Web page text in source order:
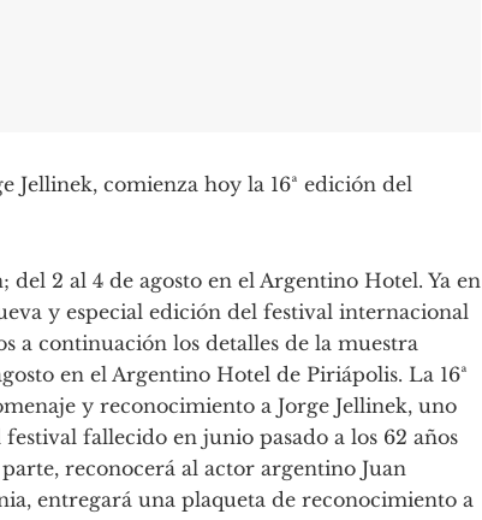
Jellinek, comienza hoy la 16ª edición del
del 2 al 4 de agosto en el Argentino Hotel. Ya en
y especial edición del festival internacional
a continuación los detalles de la muestra
en el Argentino Hotel de Piriápolis. La 16ª
y reconocimiento a Jorge Jellinek, uno
fallecido en junio pasado a los 62 años
reconocerá al actor argentino Juan
entregará una plaqueta de reconocimiento a